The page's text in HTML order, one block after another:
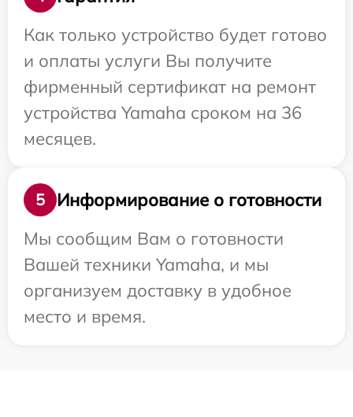
Как только устройство будет готово
и оплаты услуги Вы получите
фирменный сертификат на ремонт
устройства Yamaha сроком на 36
месяцев.
5
Информирование о готовности
Мы сообщим Вам о готовности
Вашей техники Yamaha, и мы
организуем доставку в удобное
место и время.